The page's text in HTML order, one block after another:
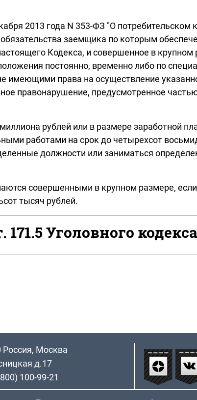
2013 года N 353-ФЗ "О потребительском
заемщика по которым
Кодекса, и совершенное в
постоянно, временно либо по
имеющими права на осуществление
правонарушение, предусмотренное
рублей или в размере заработной
работами на срок до четырехсот
должности или заниматься
совершенными в крупном размере,
тысяч рублей.
Уголовного кодекса
Россия, Москва
д.17
100-99-21